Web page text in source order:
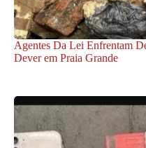
Agentes Da Lei Enfrentam
Dever em Praia Grande